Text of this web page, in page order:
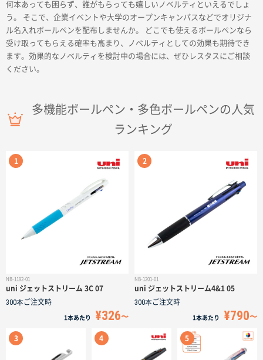
目的・シーンから探す
イベントから探す
印刷色から探す
ご注文の流れ
お見積書の作成方法
データ入稿ガイド
再注文について
何本あっても困らず、誰がもらっても嬉しいノベルティといえるでしょ
う。 そこで、企業イベントや大学のオープンキャンパスなどでオリジナ
ル名入れボールペンを配布しませんか。 どこでも使えるボールペンなら
受け取ってもらえる確率も高まり、ノベルティとしての効果も期待でき
ます。効果的なノベルティを検討中の場合には、ぜひレスタスにご相談
ください。
多機能ボールペン・多色ボールペンの人気
ランキング
NB-1192-01
uni ジェットストリーム 3C 07
300本ご注文時
1本あたり ¥326
NB-1201-01
uni ジェットストリーム4&1 05
300本ご注文時
1本あたり ¥790